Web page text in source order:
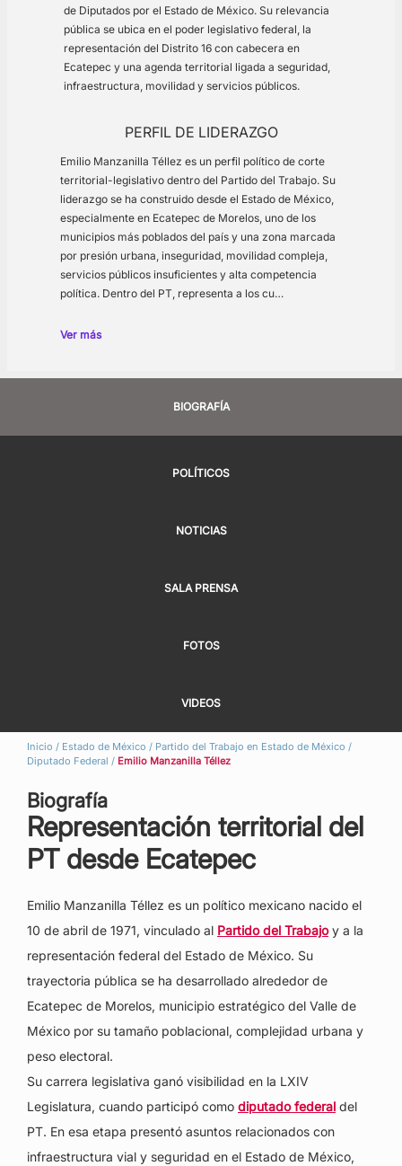
de Diputados por el Estado de México. Su relevancia
pública se ubica en el poder legislativo federal, la
representación del Distrito 16 con cabecera en
Ecatepec y una agenda territorial ligada a seguridad,
infraestructura, movilidad y servicios públicos.
PERFIL DE LIDERAZGO
Emilio Manzanilla Téllez es un perfil político de corte
territorial-legislativo dentro del Partido del Trabajo. Su
liderazgo se ha construido desde el Estado de México,
especialmente en Ecatepec de Morelos, uno de los
municipios más poblados del país y una zona marcada
por presión urbana, inseguridad, movilidad compleja,
servicios públicos insuficientes y alta competencia
política. Dentro del PT, representa a los cu…
Ver más
BIOGRAFÍA
POLÍTICOS
NOTICIAS
SALA PRENSA
FOTOS
VIDEOS
Inicio / Estado de México / Partido del Trabajo en Estado de México /
Diputado Federal / Emilio Manzanilla Téllez
Biografía
Representación territorial del
PT desde Ecatepec
Emilio Manzanilla Téllez es un político mexicano nacido el
10 de abril de 1971, vinculado al Partido del Trabajoy a la
representación federal del Estado de México. Su
trayectoria pública se ha desarrollado alrededor de
Ecatepec de Morelos, municipio estratégico del Valle de
México por su tamaño poblacional, complejidad urbana y
peso electoral.
Su carrera legislativa ganó visibilidad en la LXIV
Legislatura, cuando participó como diputado federal del
PT. En esa etapa presentó asuntos relacionados con
infraestructura vial y seguridad en el Estado de México,